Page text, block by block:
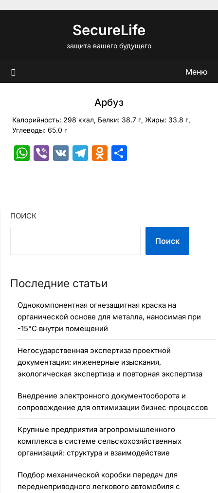
SecureLife
защита вашего будущего
Меню
Арбуз
Калорийность: 298 ккал, Белки: 38.7 г, Жиры: 33.8 г,
Углеводы: 65.0 г
WhatsApp
Viber
VK Telegram
Odnoklassniki
ПОИСК
Поиск
Последние статьи
Однокомпонентная огнезащитная краска на
органической основе для металла, наносимая при
-15°C внутри помещений
Негосударственная экспертиза проектной
документации: инженерные изыскания,
экологическая экспертиза и повторная экспертиза
Внедрение электронного документооборота и
сопровождение для оптимизации бизнес‑процессов
Крупные предприятия агропромышленного
комплекса в системе сельскохозяйственных
организаций: структура и взаимодействие
Подбор механической коробки передач для
переднеприводного легкового автомобиля с